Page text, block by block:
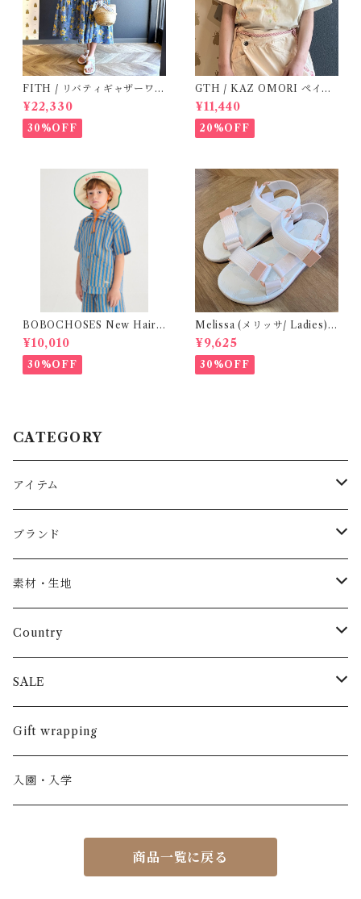
FITH / リバティギャザーワン
ピース / Size 2
¥22,330
30%OFF
GTH / KAZ OMORI ペイン
トTee
¥11,440
20%OFF
BOBOCHOSES New Hairli
ne woven shirt / 2-4Y
¥10,010
30%OFF
Melissa (メリッサ/ Ladies)
Papete +Rider / White
¥9,625
30%OFF
CATEGORY
アイテム
Baby
トップス
長袖
半袖
パンツ
長ズボン
半ズボン
スカート
ワンピース
カーディガン / 羽織もの
ブランド
AS WE GROW
ARCH&LINE
BABE & TESS
BOBOCHOSES
BONHEUR DU JOUR
素材・生地
コットン 100%
リネン( 麻 )
ウール
アルパカ
Country
France / フランス
Italy / イタリア
NY / ニューヨーク
Spain / スペイン
SALE
男の子
女の子
くつ・帽子・Bag
Gift wrapping
入園・入学
商品一覧に戻る